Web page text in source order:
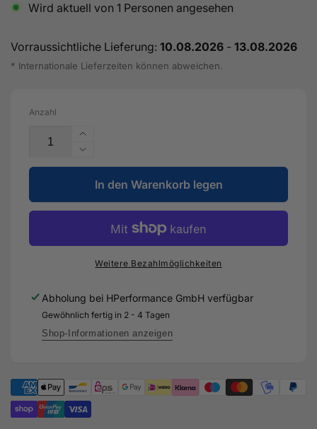
Wird aktuell von 1 Personen angesehen
Vorraussichtliche Lieferung: 10.08.2026 - 13.08.2026
* Internationale Lieferzeiten können abweichen.
Anzahl
Erhöhe
die
Menge
für
Blowoff
Delete
-
2.5
Verringere
die
Menge
für
Blowoff
Delete
Kit
In den Warenkorb legen
Weitere Bezahlmöglichkeiten
Abholung bei HPerformance GmbH verfügbar
Gewöhnlich fertig in 2 - 4 Tagen
Shop-Informationen anzeigen